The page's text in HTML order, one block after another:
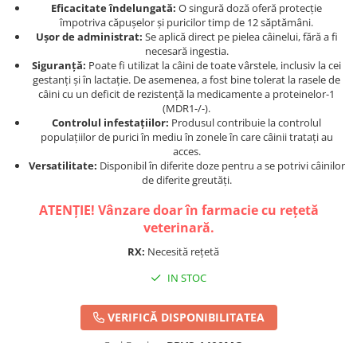
Hrană umedă
Hrană uscată
Igienă
Igienă orală
Șampoane și balsamuri
Hrană umedă
Hrană uscată
Așternut Tofu / Nisip
Igienă orală
Șampoane și balsamuri
Eficacitate îndelungată: O singură doză oferă protecție
împotriva căpușelor și puricilor timp de 12 săptămâni.
Ușor de administrat: Se aplică direct pe pielea câinelui, fără a fi
necesară ingestia.
Siguranță: Poate fi utilizat la câini de toate vârstele, inclusiv la cei
gestanți și în lactație. De asemenea, a fost bine tolerat la rasele de
câini cu un deficit de rezistență la medicamente a proteinelor-1
(MDR1-/-).
Controlul infestațiilor: Produsul contribuie la controlul
populațiilor de purici în mediu în zonele în care câinii tratați au
acces.
Versatilitate: Disponibil în diferite doze pentru a se potrivi câinilor
de diferite greutăți.
ATENȚIE! Vânzare doar în farmacie cu rețetă
veterinară.
RX: Necesită rețetă
IN STOC
VERIFICĂ DISPONIBILITATEA